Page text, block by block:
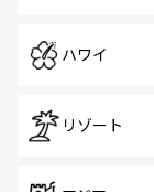
ハワイ
リゾート